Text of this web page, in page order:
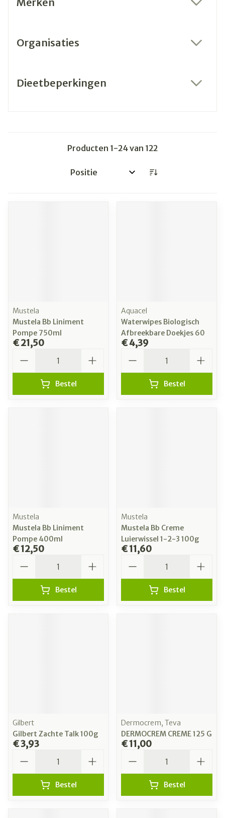
Organisaties
Dieetbeperkingen
Producten 1-24van 122
Sorteer op:
Mustela
Mustela Bb Liniment
Pompe 750ml
€ 21,50
Bestel
Aquacel
Waterwipes Biologisch
Afbreekbare Doekjes 60
€ 4,39
Bestel
Mustela
Mustela Bb Liniment
Pompe 400ml
€ 12,50
Bestel
Mustela
Mustela Bb Creme
Luierwissel 1-2-3 100g
€ 11,60
Bestel
Gilbert
Gilbert Zachte Talk 100g
€ 3,93
Bestel
Dermocrem, Teva
DERMOCREM CREME 125 G
€ 11,00
Bestel